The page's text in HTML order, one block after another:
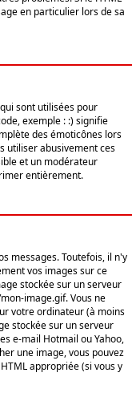
en particulier lors de sa
sont utilisées pour
exemple : :) signifie
des émoticônes lors
utiliser abusivement ces
et un modérateur
entièrement.
messages. Toutefois, il n'y
vos images sur ce
stockée sur un serveur
image.gif. Vous ne
votre ordinateur (à moins
stockée sur un serveur
e-mail Hotmail ou Yahoo,
une image, vous pouvez
appropriée (si vous y